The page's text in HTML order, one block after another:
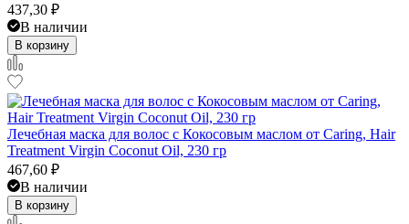
437,30 ₽
В наличии
В корзину
Лечебная маска для волос с Кокосовым маслом от Caring, Hair
Treatment Virgin Coconut Oil, 230 гр
467,60 ₽
В наличии
В корзину